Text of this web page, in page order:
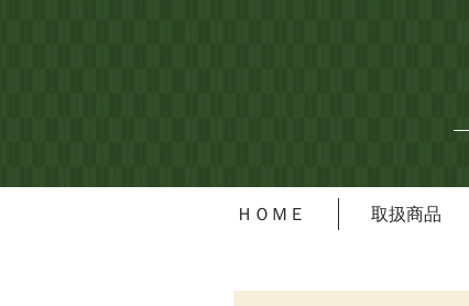
ＨＯＭＥ 取扱商品